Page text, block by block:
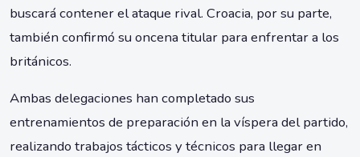
buscará contener el ataque rival. Croacia, por su parte,
también confirmó su oncena titular para enfrentar a los
británicos.
Ambas delegaciones han completado sus
entrenamientos de preparación en la víspera del partido,
realizando trabajos tácticos y técnicos para llegar en